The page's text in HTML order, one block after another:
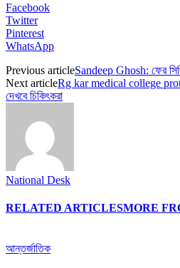
Facebook
Twitter
Pinterest
WhatsApp
Previous articleSandeep Ghosh: ফের
Next articleRg kar medical college
দেখবে চিকিৎকরা
National Desk
RELATED ARTICLESMORE
আন্তর্জাতিক